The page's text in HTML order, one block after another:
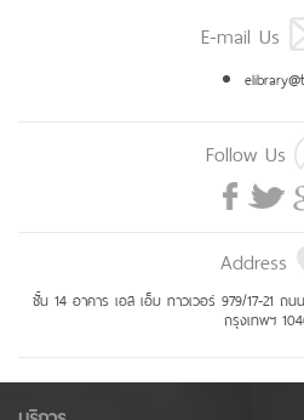
E-mail Us
Follow Us
Address
ชั้น 14 อาคาร เอส เอ็ม ทาวเวอร์ 979/17-21 ถ
กรุงเทพฯ